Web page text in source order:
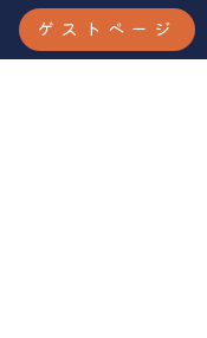
ゲストページ